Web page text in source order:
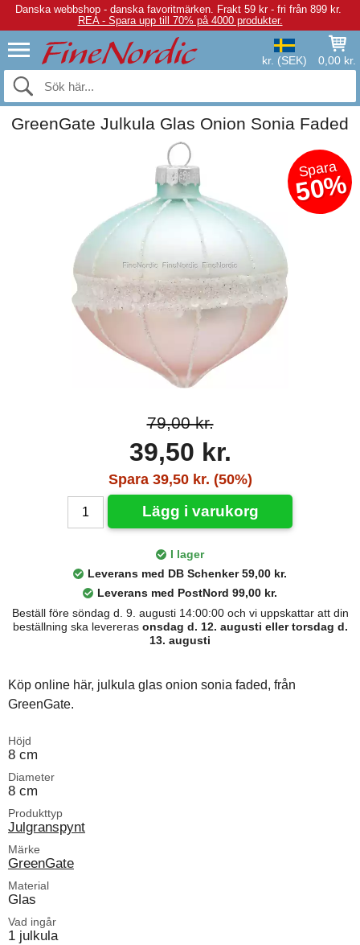
Danska webbshop - danska favoritmärken. Frakt 59 kr - fri från 899 kr.
REA - Spara upp till 70% på 4000 produkter.
kr. (SEK) 0,00 kr.
GreenGate Julkula Glas Onion Sonia Faded
Spara
50%
79,00 kr.
39,50 kr.
Spara 39,50 kr. (50%)
Lägg i varukorg
I lager
Leverans med DB Schenker 59,00 kr.
Leverans med PostNord 99,00 kr.
Beställ före söndag d. 9. augusti 14:00:00 och vi uppskattar att din
beställning ska levereras onsdag d. 12. augusti eller torsdag d.
13. augusti
Köp online här, julkula glas onion sonia faded, från
GreenGate.
Höjd
8 cm
Diameter
8 cm
Produkttyp
Julgranspynt
Märke
GreenGate
Material
Glas
Vad ingår
1 julkula